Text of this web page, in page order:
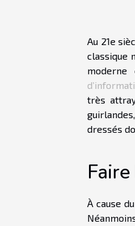
Au 21e
classique
très
dressés
À cause